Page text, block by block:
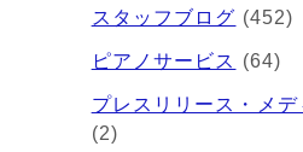
スタッフブログ (452)
ピアノサービス (64)
プレスリリース・メデ
(2)